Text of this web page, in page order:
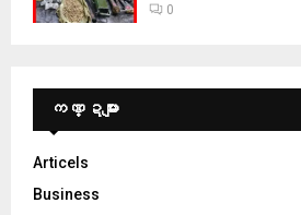
0
ကဏ္ဍများ
Articels
Business